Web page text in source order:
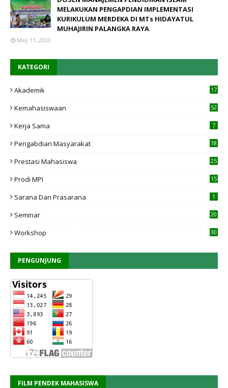
MELAKUKAN PENGAPDIAN IMPLEMENTASI
KURIKULUM MERDEKA DI MTs HIDAYATUL
MUHAJIRIN PALANGKA RAYA
May 11, 2023
KATEGORI
Akademik
17
Kemahasiswaan 52
Kerja Sama 7
Pengabdian Masyarakat 18
Prestasi Mahasiswa 25
Prodi MPI
15
Sarana Dan Prasarana 1
Seminar 20
Workshop 30
PENGUNJUNG
FILM PENDEK MAHASISWA